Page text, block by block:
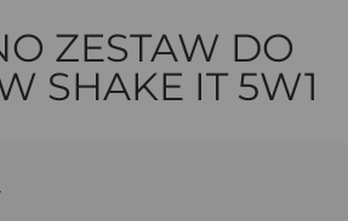
ZESTAW DO
SHAKE IT 5W1